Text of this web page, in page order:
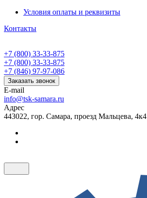
Условия оплаты и реквизиты
Контакты
+7 (800) 33-33-875
+7 (800) 33-33-875
+7 (846) 97-97-086
Заказать звонок
E-mail
info@tsk-samara.ru
Адрес
443022, гор. Самара, проезд Мальцева, 4к4